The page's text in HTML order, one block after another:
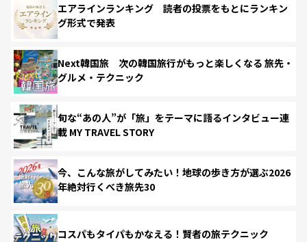
エアラインランキング 読者の投票をもとにランキン
グ形式で発表
Next韓国旅 次の韓国旅行がもっと楽しくなる 旅先・
グルメ・テクニック
旬な“あの人”が「旅」をテーマに語るインタビュー連
載 MY TRAVEL STORY
今、こんな旅がしてみたい！地球の歩き方が選ぶ2026
年絶対行くべき旅先30
コスパもタイパもかなえる！賢者の旅テクニック